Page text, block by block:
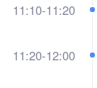
11:10-11:20
11:20-12:00